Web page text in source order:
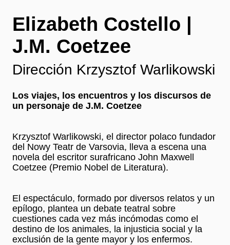
Elizabeth Costello |
J.M. Coetzee
Dirección Krzysztof Warlikowski
Los viajes, los encuentros y los discursos de
un personaje de J.M. Coetzee
Krzysztof Warlikowski, el director polaco fundador
del Nowy Teatr de Varsovia, lleva a escena una
novela del escritor surafricano John Maxwell
Coetzee (Premio Nobel de Literatura).
El espectáculo, formado por diversos relatos y un
epílogo, plantea un debate teatral sobre
cuestiones cada vez más incómodas como el
destino de los animales, la injusticia social y la
exclusión de la gente mayor y los enfermos.